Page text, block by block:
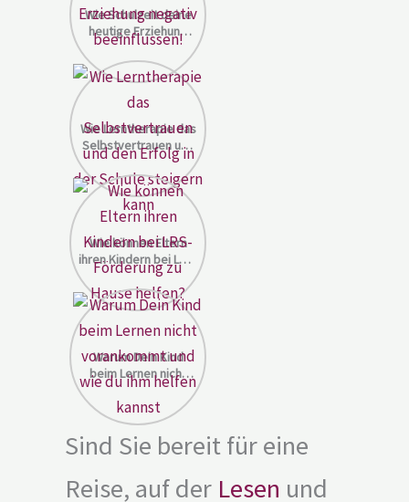
Wie Schulzeit deine
heutige Erziehung
negativ beeinflussen!
Wie Lerntherapie das
Selbstvertrauen und
den Erfolg in der
Schule steigern kann
Wie können Eltern
ihren Kindern bei LRS-
Förderung zu Hause
helfen?
Warum Dein Kind
beim Lernen nicht
vorankommt und wie
du ihm helfen kannst
Sind Sie bereit für eine
Reise, auf der Lesen und